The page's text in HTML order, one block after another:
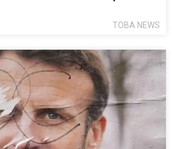
TOBA NEWS